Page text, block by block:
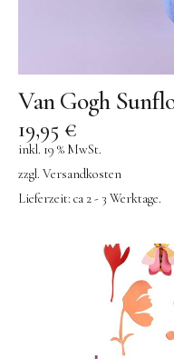
DON
Jurianne
JORA
Van Gogh
19,95 €
inkl. 19 % MwSt.
zzgl. Versandkosten
Lieferzeit: ca 2 - 3 Werktage.